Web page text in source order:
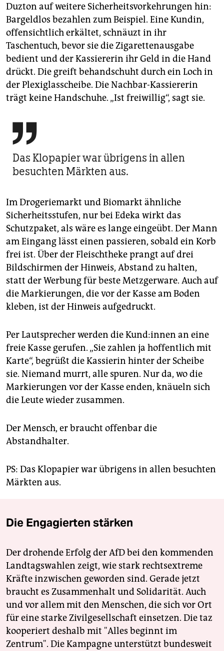
Duzton auf weitere Sicherheitsvorkehrungen hin:
Bargeldlos bezahlen zum Beispiel. Eine Kundin,
offensichtlich erkältet, schnäuzt in ihr
Taschentuch, bevor sie die Zigarettenausgabe
bedient und der Kassiererin ihr Geld in die Hand
drückt. Die greift behandschuht durch ein Loch in
der Plexiglasscheibe. Die Nachbar-Kassiererin
trägt keine Handschuhe. „Ist freiwillig“, sagt sie.

Das Klopapier war übrigens in allen
besuchten Märkten aus.
Im Drogeriemarkt und Biomarkt ähnliche
Sicherheitsstufen, nur bei Edeka wirkt das
Schutzpaket, als wäre es lange eingeübt. Der Mann
am Eingang lässt einen passieren, sobald ein Korb
frei ist. Über der Fleischtheke prangt auf drei
Bildschirmen der Hinweis, Abstand zu halten,
statt der Werbung für beste Metzgerware. Auch auf
die Markierungen, die vor der Kasse am Boden
kleben, ist der Hinweis aufgedruckt.
Per Lautsprecher werden die Kund:innen an eine
freie Kasse gerufen. „Sie zahlen ja hoffentlich mit
Karte“, begrüßt die Kassierin hinter der Scheibe
sie. Niemand murrt, alle spuren. Nur da, wo die
Markierungen vor der Kasse enden, knäueln sich
die Leute wieder zusammen.
Der Mensch, er braucht offenbar die
Abstandhalter.
PS: Das Klopapier war übrigens in allen besuchten
Märkten aus.
Die Engagierten stärken
Der drohende Erfolg der AfD bei den kommenden
Landtagswahlen zeigt, wie stark rechtsextreme
Kräfte inzwischen geworden sind. Gerade jetzt
braucht es Zusammenhalt und Solidarität. Auch
und vor allem mit den Menschen, die sich vor Ort
für eine starke Zivilgesellschaft einsetzen. Die taz
kooperiert deshalb mit "Alles beginnt im
Zentrum". Die Kampagne unterstützt bundesweit